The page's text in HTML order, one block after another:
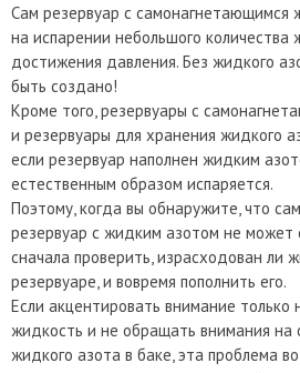
Сам резервуар с самонагнетающимся
на испарении небольшого количества
достижения давления. Без жидкого
быть создано!
Кроме того, резервуары с
и резервуары для хранения жидкого
если резервуар наполнен жидким
естественным образом испаряется.
Поэтому, когда вы обнаружите, что
резервуар с жидким азотом не может
сначала проверить, израсходован ли
резервуаре, и вовремя пополнить его.
Если акцентировать внимание только
жидкость и не обращать внимания на
жидкого азота в баке, эта проблема